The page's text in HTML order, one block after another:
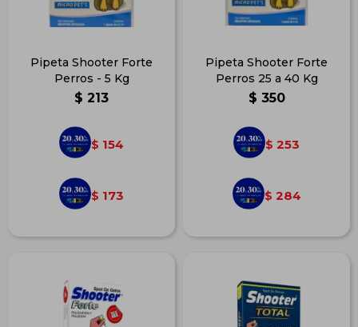
Pipeta Shooter Forte
Perros - 5 Kg
$ 213
$ 154
$ 173
Pipeta Shooter Forte
Perros 25 a 40 Kg
$ 350
$ 253
$ 284